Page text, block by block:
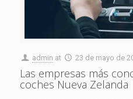
admin at 23 de mayo de
Las empresas más
coches Nueva Zelanda